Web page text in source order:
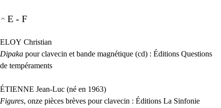
E - F
ELOY Christian
Dipaka pour clavecin et bande magnétique (cd) : Éditions Questions
de tempéraments
ÉTIENNE Jean-Luc (né en 1963)
Figures, onze pièces brèves pour clavecin : Éditions La Sinfonie